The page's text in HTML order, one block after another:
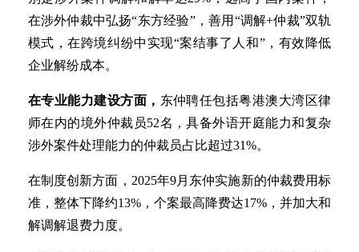
在涉外仲裁中弘扬“东方经验”，善用“调解+仲裁”双轨
模式，在跨境纠纷中实现“案结事了人和”，有效降低
企业解纷成本。
在专业能力建设方面， 东仲聘任包括粤港澳大湾区律
师在内的境外仲裁员52名，具备外语开庭能力和复杂
涉外案件处理能力的仲裁员占比超过31%。
在制度创新方面，2025年9月东仲实施新的仲裁费用标
准，整体下降约13%，个案最高降费达17%，并加大和
解调解退费力度。